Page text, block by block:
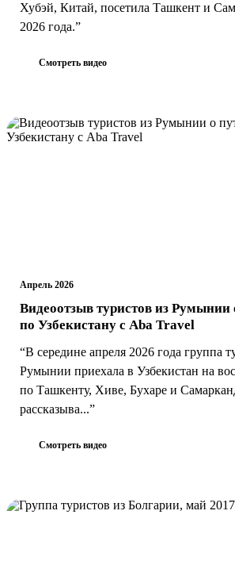
Хубэй, Китай, посетила Ташкент и
2026 года.”
Смотреть видео
Апрель 2026
Видеоотзыв туристов из Румынии
по Узбекистану с Aba Travel
“В середине апреля 2026 года группа
Румынии приехала в Узбекистан на
по Ташкенту, Хиве, Бухаре и
рассказыва...”
Смотреть видео